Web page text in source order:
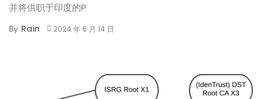
并将供职于印度的P
By Rain 2024 年 6 月 14 日